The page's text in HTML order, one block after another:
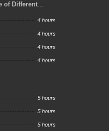
of Different
4 hours
4 hours
4 hours
4 hours
5 hours
5 hours
5 hours